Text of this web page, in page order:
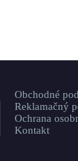
Obchodné
Reklamačný
Ochrana
Kontakt